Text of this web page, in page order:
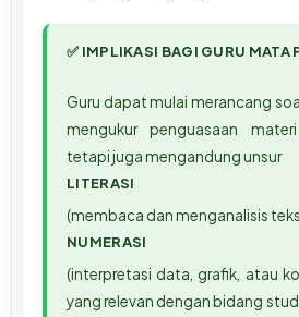
✅ IMPLIKASI BAGI GURU MATA
Guru dapat mulai merancang
mengukur penguasaan
tetapi juga mengandung unsur
LITERASI
(membaca dan menganalisis
NUMERASI
(interpretasi data, grafik, atau
yang relevan dengan bidang